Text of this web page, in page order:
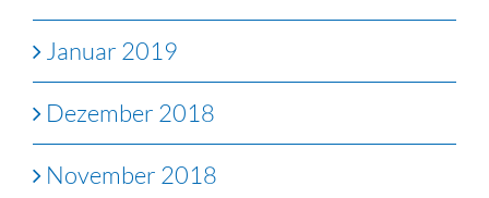
Januar 2019
Dezember 2018
November 2018